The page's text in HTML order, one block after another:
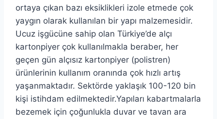
ortaya çıkan bazı eksiklikleri izole etmede çok
yaygın olarak kullanılan bir yapı malzemesidir.
Ucuz işgücüne sahip olan Türkiye’de alçı
kartonpiyer çok kullanılmakla beraber, her
geçen gün alçısız kartonpiyer (polistren)
ürünlerinin kullanım oranında çok hızlı artış
yaşanmaktadır. Sektörde yaklaşık 100-120 bin
kişi istihdam edilmektedir.Yapıları kabartmalarla
bezemek için çoğunlukla duvar ve tavan ara